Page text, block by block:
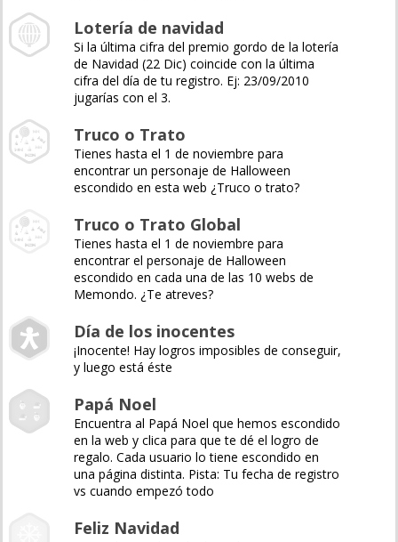
Lotería de navidad
Si la última cifra del premio gordo de la lotería
de Navidad (22 Dic) coincide con la última
cifra del día de tu registro. Ej: 23/09/2010
jugarías con el 3.
Truco o Trato
Tienes hasta el 1 de noviembre para
encontrar un personaje de Halloween
escondido en esta web ¿Truco o trato?
Truco o Trato Global
Tienes hasta el 1 de noviembre para
encontrar el personaje de Halloween
escondido en cada una de las 10 webs de
Memondo. ¿Te atreves?
Día de los inocentes
¡Inocente! Hay logros imposibles de conseguir,
y luego está éste
Papá Noel
Encuentra al Papá Noel que hemos escondido
en la web y clica para que te dé el logro de
regalo. Cada usuario lo tiene escondido en
una página distinta. Pista: Tu fecha de registro
vs cuando empezó todo
Feliz Navidad